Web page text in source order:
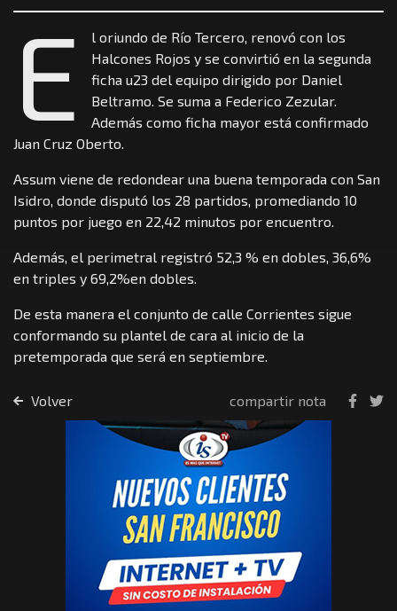
E
l oriundo de Río Tercero, renovó con los
Halcones Rojos y se convirtió en la segunda
ficha u23 del equipo dirigido por Daniel
Beltramo. Se suma a Federico Zezular.
Además como ficha mayor está confirmado
Juan Cruz Oberto.
Assum viene de redondear una buena temporada con San
Isidro, donde disputó los 28 partidos, promediando 10
puntos por juego en 22,42 minutos por encuentro.
Además, el perimetral registró 52,3 % en dobles, 36,6%
en triples y 69,2%en dobles.
De esta manera el conjunto de calle Corrientes sigue
conformando su plantel de cara al inicio de la
pretemporada que será en septiembre.
Volver compartir nota